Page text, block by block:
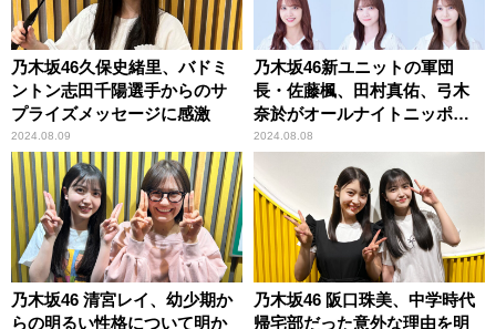
乃木坂46久保史緒里、バドミ
ントン志田千陽選手からのサ
プライズメッセージに感激
2024.08.09
乃木坂46新ユニットの軍団
長・佐藤楓、田村真佑、弓木
奈於がオールナイトニッポン
に大集合！ 軍団の新曲3曲も初
2024.08.08
乃木坂46 清宮レイ、幼少期か
らの明るい性格について明か
乃木坂46 阪口珠美、中学時代
帰宅部だった意外な理由を明